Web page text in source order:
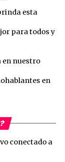
esta
para todos y
en nuestro
en
conectado a